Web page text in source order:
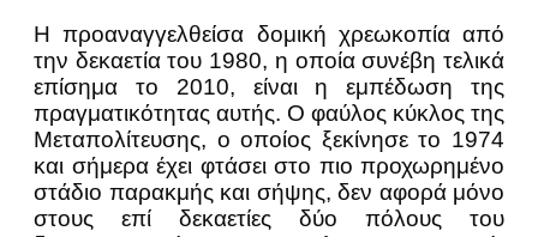
Η προαναγγελθείσα δομική χρεωκοπία από
την δεκαετία του 1980, η οποία συνέβη τελικά
επίσημα το 2010, είναι η εμπέδωση της
πραγματικότητας αυτής. Ο φαύλος κύκλος της
Μεταπολίτευσης, ο οποίος ξεκίνησε το 1974
και σήμερα έχει φτάσει στο πιο προχωρημένο
στάδιο παρακμής και σήψης, δεν αφορά μόνο
στους επί δεκαετίες δύο πόλους του